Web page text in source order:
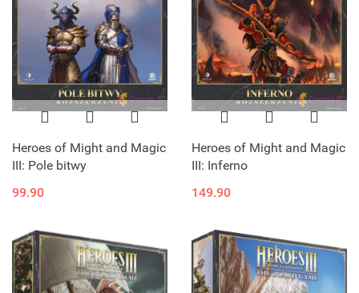
Heroes of Might and Magic
III: Pole bitwy
99.90
Heroes of Might and Magic
III: Inferno
149.90